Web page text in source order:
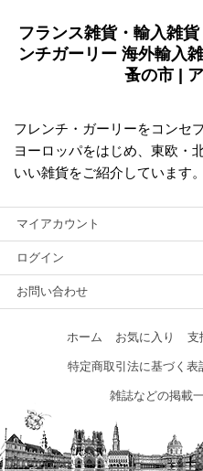
フランス雑貨・輸入雑
ンチガーリー 海外輸入
蚤の市 |
フレンチ・ガーリーをコンセ
ヨーロッパをはじめ、東欧・
いい雑貨をご紹介しています。
マイアカウント
ログイン
お問い合わせ
ホーム お気に入り 支
特定商取引法に基づく表
雑誌などの掲載